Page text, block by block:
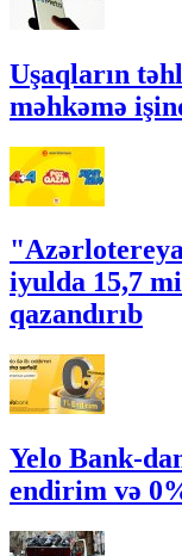
Uşaqların
məhkəmə
iyulda 15,7
qazandırıb
Yelo Bank-
endirim və